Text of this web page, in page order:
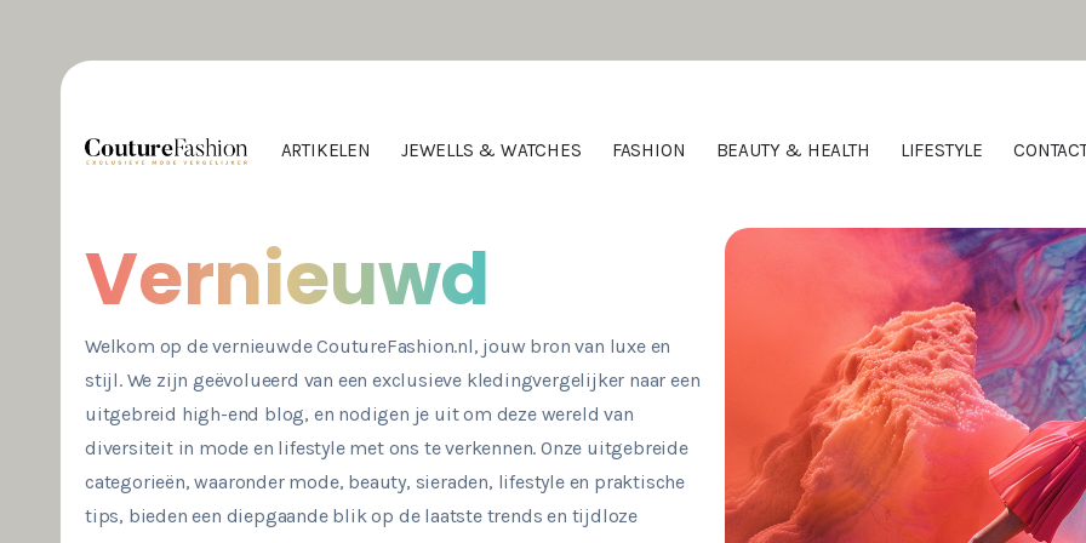
ARTIKELEN JEWELLS & WATCHES FASHION BEAUTY & HEALTH LIFESTYLE
Inclusief
Welkom op de vernieuwde CoutureFashion.nl, jouw bron van luxe en
stijl. We zijn geëvolueerd van een exclusieve kledingvergelijker naar een
uitgebreid high-end blog, en nodigen je uit om deze wereld van
diversiteit in mode en lifestyle met ons te verkennen. Onze uitgebreide
categorieën, waaronder mode, beauty, sieraden, lifestyle en praktische
tips, bieden een diepgaande blik op de laatste trends en tijdloze